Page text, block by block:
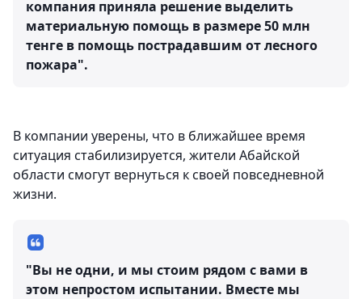
компания приняла решение выделить
материальную помощь в размере 50 млн
тенге в помощь пострадавшим от лесного
пожара".
В компании уверены, что в ближайшее время
ситуация стабилизируется, жители Абайской
области смогут вернуться к своей повседневной
жизни.
"Вы не одни, и мы стоим рядом с вами в
этом непростом испытании. Вместе мы